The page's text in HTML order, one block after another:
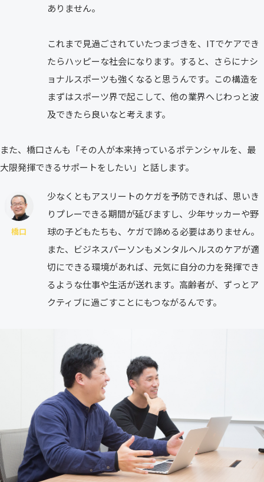
ありません。
これまで見過ごされていたつまづきを、ITでケアでき
たらハッピーな社会になります。すると、さらにナシ
ョナルスポーツも強くなると思うんです。この構造を
まずはスポーツ界で起こして、他の業界へじわっと波
及できたら良いなと考えます。
また、橋口さんも「その人が本来持っているポテンシャルを、最
大限発揮できるサポートをしたい」と話します。
橋口
少なくともアスリートのケガを予防できれば、思いき
りプレーできる期間が延びますし、少年サッカーや野
球の子どもたちも、ケガで諦める必要はありません。
また、ビジネスパーソンもメンタルヘルスのケアが適
切にできる環境があれば、元気に自分の力を発揮でき
るような仕事や生活が送れます。高齢者が、ずっとア
クティブに過ごすことにもつながるんです。